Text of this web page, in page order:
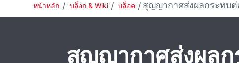
หน้าหลัก บล็อก & Wiki บล็อค สุญญากาศส่งผลกระทบต่
สุญญากาศส่งผลก